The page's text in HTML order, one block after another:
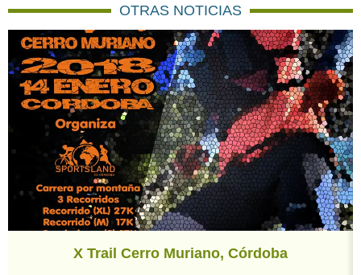
OTRAS NOTICIAS
X Trail Cerro Muriano, Córdoba